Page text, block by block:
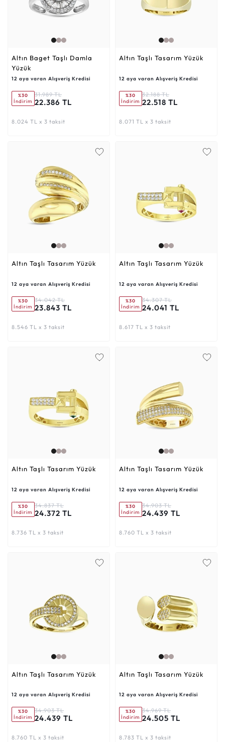
Altın Baget Taşlı Damla
Yüzük
12 aya varan Alışveriş Kredisi
%30
İndirim
31.989 TL
22.386 TL
8.024 TL x 3 taksit
Altın Taşlı Tasarım Yüzük
12 aya varan Alışveriş Kredisi
%30
İndirim
32.188 TL
22.518 TL
8.071 TL x 3 taksit
Altın Taşlı Tasarım Yüzük
12 aya varan Alışveriş Kredisi
%30
İndirim
34.042 TL
23.843 TL
8.546 TL x 3 taksit
Altın Taşlı Tasarım Yüzük
12 aya varan Alışveriş Kredisi
%30
İndirim
34.307 TL
24.041 TL
8.617 TL x 3 taksit
Altın Taşlı Tasarım Yüzük
12 aya varan Alışveriş Kredisi
%30
İndirim
34.837 TL
24.372 TL
8.736 TL x 3 taksit
Altın Taşlı Tasarım Yüzük
12 aya varan Alışveriş Kredisi
%30
İndirim
34.903 TL
24.439 TL
8.760 TL x 3 taksit
Altın Taşlı Tasarım Yüzük
12 aya varan Alışveriş Kredisi
%30
İndirim
34.903 TL
24.439 TL
8.760 TL x 3 taksit
Altın Taşlı Tasarım Yüzük
12 aya varan Alışveriş Kredisi
%30
İndirim
34.969 TL
24.505 TL
8.783 TL x 3 taksit